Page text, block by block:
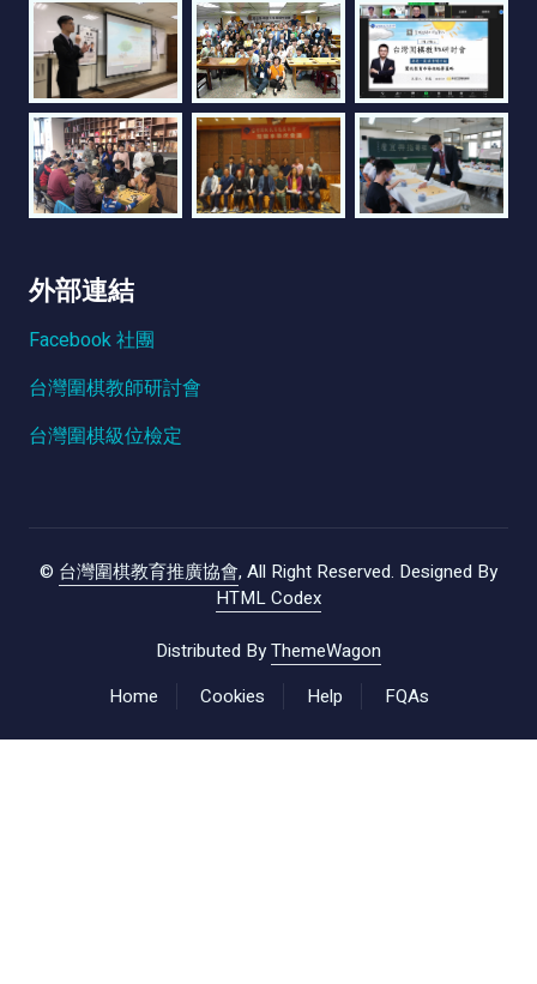
外部連結
Facebook 社團
台灣圍棋教師研討會
台灣圍棋級位檢定
© 台灣圍棋教育推廣協會, All Right Reserved. Designed By
HTML Codex
Distributed ByThemeWagon
Home
Cookies Help FQAs